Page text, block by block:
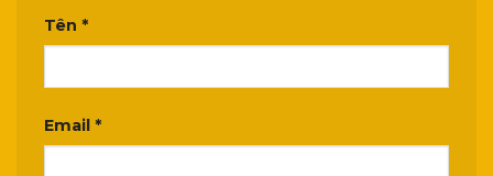
Tên *
Email *